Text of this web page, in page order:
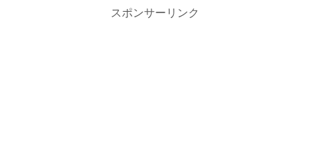
スポンサーリンク